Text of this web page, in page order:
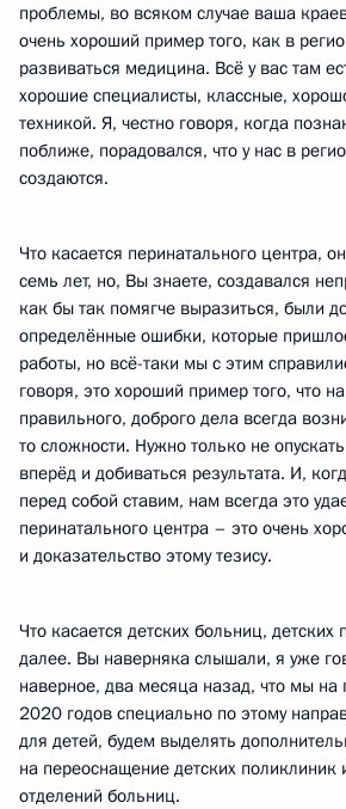
проблемы, во всяком случае ваша
очень хороший пример того, как в
развиваться медицина. Всё у вас там
хорошие специалисты, классные,
техникой. Я, честно говоря, когда
поближе, порадовался, что у нас в
создаются.
Что касается перинатального центра,
семь лет, но, Вы знаете, создавался
как бы так помягче выразиться, были
определённые ошибки, которые
работы, но всё-таки мы с этим
говоря, это хороший пример того, что
правильного, доброго дела всегда
то сложности. Нужно только не
вперёд и добиваться результата. И,
перед собой ставим, нам всегда это
перинатального центра – это очень
и доказательство этому тезису.
Что касается детских больниц, детских
далее. Вы наверняка слышали, я уже
наверное, два месяца назад, что мы
2020 годов специально по этому
для детей, будем выделять
на переоснащение детских поликлиник
отделений больниц.